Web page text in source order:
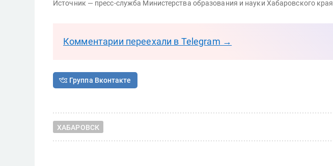
Источник — пресс-служба Министерства образования и науки Хабаровского края
Комментарии переехали в Telegram →
Группа Вконтакте
ХАБАРОВСК